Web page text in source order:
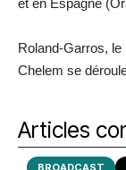
et en Espagne
Roland-Garros, le
Chelem se
Articles